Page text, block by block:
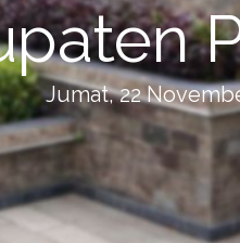
Jumat, 22